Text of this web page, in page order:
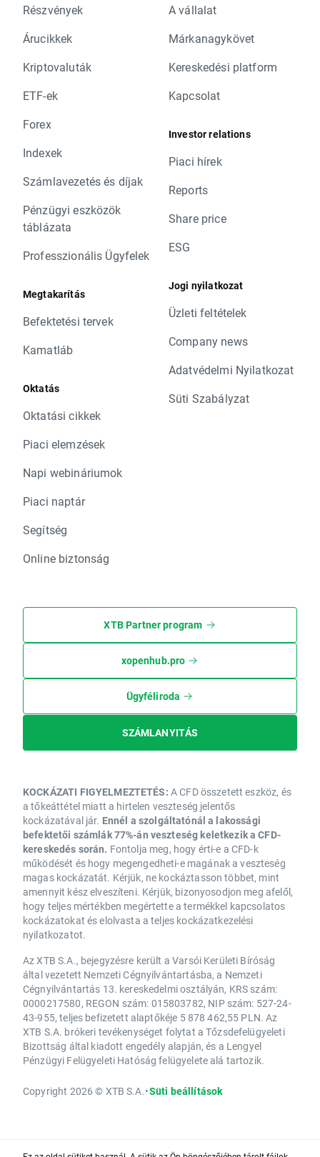
Részvények
Árucikkek
Kriptovaluták
ETF-ek
Forex
Indexek
Számlavezetés és díjak
Pénzügyi eszközök
táblázata
Professzionális Ügyfelek
Megtakarítás
Befektetési tervek
Kamatláb
Oktatás
Oktatási cikkek
Piaci elemzések
Napi webináriumok
Piaci naptár
Segítség
Online biztonság
A vállalat
Márkanagykövet
Kereskedési platform
Kapcsolat
Investor relations
Piaci hírek
Reports
Share price
ESG
Jogi nyilatkozat
Üzleti feltételek
Company news
Adatvédelmi Nyilatkozat
Süti Szabályzat
XTB Partner program
xopenhub.pro
Ügyféliroda
SZÁMLANYITÁS
KOCKÁZATI FIGYELMEZTETÉS: A CFD összetett eszköz, és
a tőkeáttétel miatt a hirtelen veszteség jelentős
kockázatával jár. Ennél a szolgáltatónál a lakossági
befektetői számlák 77%-án veszteség keletkezik a CFD-
kereskedés során. Fontolja meg, hogy érti-e a CFD-k
működését és hogy megengedheti-e magának a veszteség
magas kockázatát. Kérjük, ne kockáztasson többet, mint
amennyit kész elveszíteni. Kérjük, bizonyosodjon meg afelől,
hogy teljes mértékben megértette a termékkel kapcsolatos
kockázatokat és elolvasta a teljes kockázatkezelési
nyilatkozatot.
Az XTB S.A., bejegyzésre került a Varsói Kerületi Bíróság
által vezetett Nemzeti Cégnyilvántartásba, a Nemzeti
Cégnyilvántartás 13. kereskedelmi osztályán, KRS szám:
0000217580, REGON szám: 015803782, NIP szám: 527-24-
43-955, teljes befizetett alaptőkéje 5 878 462,55 PLN. Az
XTB S.A. brókeri tevékenységet folytat a Tőzsdefelügyeleti
Bizottság által kiadott engedély alapján, és a Lengyel
Pénzügyi Felügyeleti Hatóság felügyelete alá tartozik.
Copyright 2026 © XTB S.A.•Süti beállítások